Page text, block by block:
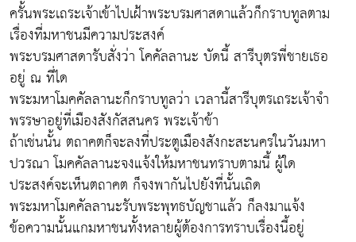
ครั้นพระเถระเจ้าเข้าไปเฝ้าพระบรมศาสดาแล้วก็กราบทูลตาม
เรื่องที่มหาชนมีความประสงค์
พระบรมศาสดารับสั่งว่า โคคัลลานะ บัดนี้ สารีบุตรพี่ชายเธอ
อยู่ ณ ที่ได
พระมหาโมคคัลลานะก็กราบทูลว่า เวลานี้สารีบุตรเถระเจ้าจำ
พรรษาอยู่ที่เมืองสังกัสสนคร พระเจ้าข้า
ถ้าเช่นนั้น ตถาคตก็จะลงที่ประตูเมืองสังกะสะนครในวันมหา
ปวรณา โมคคัลลานะจงแจ้งให้มหาชนทราบตามนี้ ผู้ใด
ประสงค์จะเห็นตถาคต ก็จงพากันไปยังที่นั้นเถิด
พระมหาโมคคัลลานะรับพระพุทธบัญชาแล้ว ก็ลงมาแจ้ง
ข้อความนั้นแกมหาชนทั้งหลายผู้ต้องการทราบเรื่องนี้อยู่